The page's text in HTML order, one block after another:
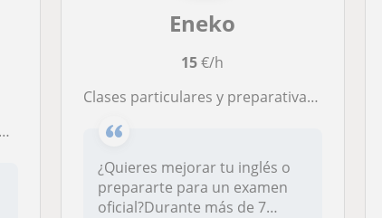
Eneko
15€/h
Clases particulares y preparativas de examen (también para empresas) online y presencial
¿Quieres mejorar tu inglés o
prepararte para un examen
oficial?Durante más de 7